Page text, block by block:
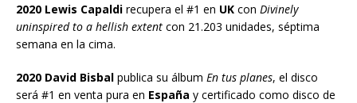
2020 Lewis Capaldi recupera el #1 en UK con Divinely
uninspired to a hellish extent con 21.203 unidades, séptima
semana en la cima.
2020 David Bisbal publica su álbum En tus planes, el disco
será #1 en venta pura en España y certificado como disco de